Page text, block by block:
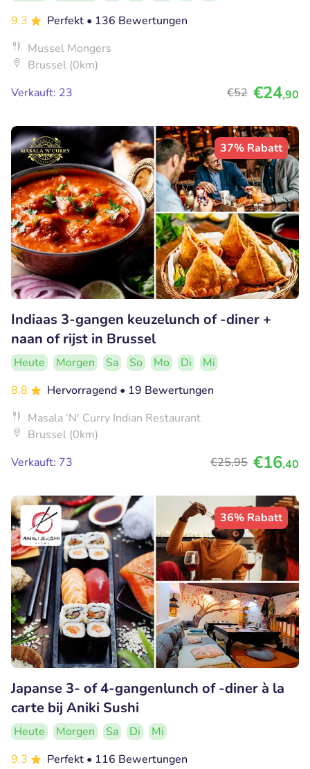
9.3
Perfekt • 136 Bewertungen
Mussel Mongers
Brussel (0km)
Verkauft: 23
€52 €24,90
37% Rabatt
Indiaas 3-gangen keuzelunch of -diner +
naan of rijst in Brussel
Heute Morgen Sa So Mo Di
Mi
8.8
Hervorragend • 19 Bewertungen
Masala ‘N' Curry Indian Restaurant
Brussel (0km)
Verkauft: 73
€25,95 €16,40
36% Rabatt
Japanse 3- of 4-gangenlunch of -diner à la
carte bij Aniki Sushi
Heute Morgen Sa Di
Mi
9.3
Perfekt • 116 Bewertungen